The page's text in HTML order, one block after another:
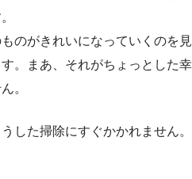
のがきれいになっていくのを見
。まあ、それがちょっとした幸
。
した掃除にすぐかかれません。